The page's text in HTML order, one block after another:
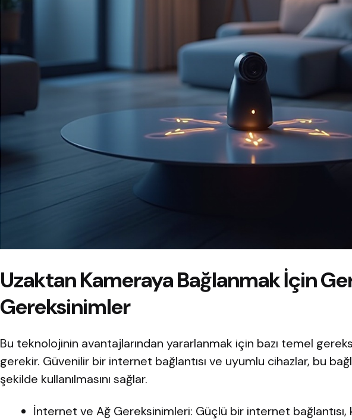
Uzaktan Kameraya Bağlanmak İçin
Gereksinimler
Bu teknolojinin avantajlarından yararlanmak için bazı temel
gerekir. Güvenilir bir internet bağlantısı ve uyumlu cihazlar, bu
şekilde kullanılmasını sağlar.
İnternet ve Ağ Gereksinimleri: Güçlü bir internet bağlantısı,